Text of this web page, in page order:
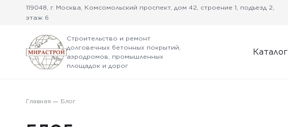
119048, г. Москва, Комсомольский проспект, дом 42, строение 1, подъезд 2,
этаж 6
Строительство и ремонт
долговечных бетонных покрытий,
аэродромов, промышленных
площадок и дорог
Каталог
Главная Блог